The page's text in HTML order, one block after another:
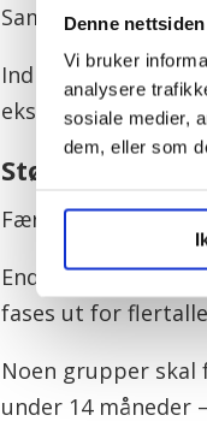
Denne
Vi bruker
analysere
sosiale medier,
dem, eller som
Samtidig skal
Indirekte utslipp
eksempel ved
Stønader til
Færre vil ha rett til
Endringene
fases ut for
Noen grupper
under 14 måneder